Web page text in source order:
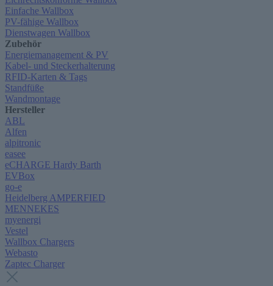
Einfache Wallbox
PV-fähige Wallbox
Dienstwagen Wallbox
Zubehör
Energiemanagement & PV
Kabel- und Steckerhalterung
RFID-Karten & Tags
Standfüße
Wandmontage
Hersteller
ABL
Alfen
alpitronic
easee
eCHARGE Hardy Barth
EVBox
go-e
Heidelberg AMPERFIED
MENNEKES
myenergi
Vestel
Wallbox Chargers
Webasto
Zaptec Charger